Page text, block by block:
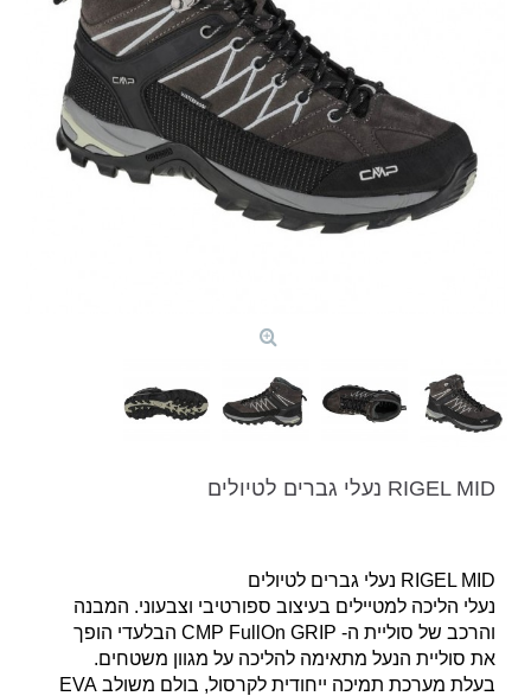
RIGEL MID נעלי גברים לטיולים
RIGEL MID נעלי גברים לטיולים
נעלי הליכה למטיילים בעיצוב ספורטיבי וצבעוני. המבנה
והרכב של סוליית ה- CMP FullOn GRIP הבלעדי הופך
את סוליית הנעל מתאימה להליכה על מגוון משטחים.
בעלת מערכת תמיכה ייחודית לקרסול, בולם משולב EVA